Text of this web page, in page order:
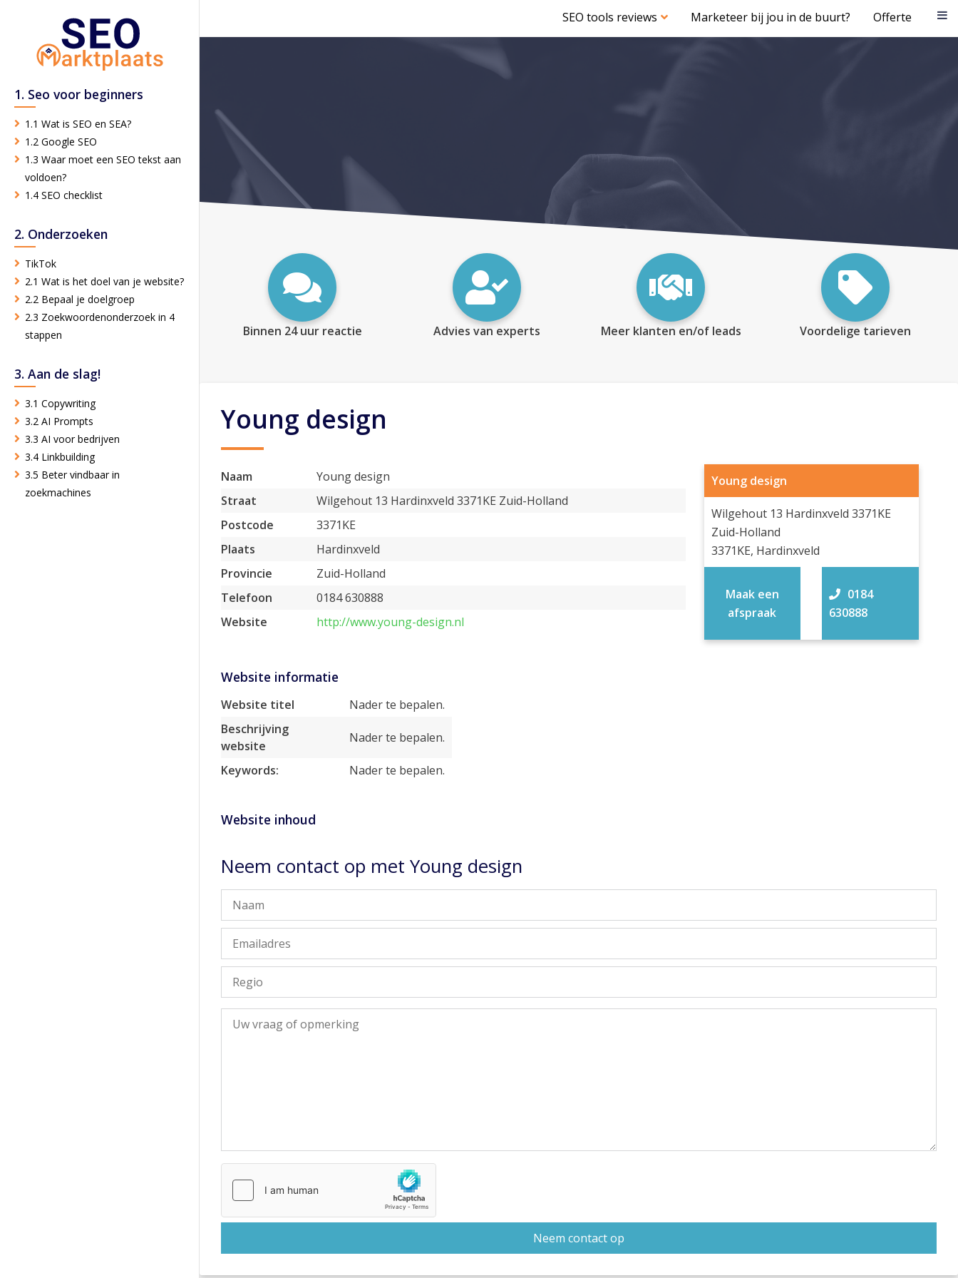
SEO tools reviews Marketeer bij jou in de buurt? Offerte
1. Seo voor beginners
1.1 Wat is SEO en SEA?
1.2 Google SEO
1.3 Waar moet een SEO tekst aan
voldoen?
1.4 SEO checklist
2. Onderzoeken
TikTok
2.1 Wat is het doel van je website?
2.2 Bepaal je doelgroep
2.3 Zoekwoordenonderzoek in 4
stappen
3. Aan de slag!
3.1 Copywriting
3.2 AI Prompts
3.3 AI voor bedrijven
3.4 Linkbuilding
3.5 Beter vindbaar in
zoekmachines
Binnen 24 uur reactie Advies van experts Meer klanten en/of leads Voordelige tarieven
Young design
Naam
Young design
Straat
Wilgehout 13 Hardinxveld 3371KE Zuid-Holland
Postcode
3371KE
Plaats
Hardinxveld
Provincie
Zuid-Holland
Telefoon
0184 630888
Website
http://www.young-design.nl
Young design
Wilgehout 13 Hardinxveld 3371KE
Zuid-Holland
3371KE, Hardinxveld
0184
630888
Maak een
afspraak
Website informatie
Website titel
Nader te bepalen.
Beschrijving
website
Nader te bepalen.
Keywords: Nader te bepalen.
Website inhoud
Neem contact op met Young design